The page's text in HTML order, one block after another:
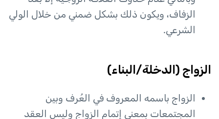
الزفاف، ويكون ذلك بشكل ضمني من خلال الولي
الشرعي.
الزواج (الدخلة/البناء)
الزواج باسمه المعروف في العُرف وبين
المجتمعات بمعنى إتمام الزواج وليس العقد